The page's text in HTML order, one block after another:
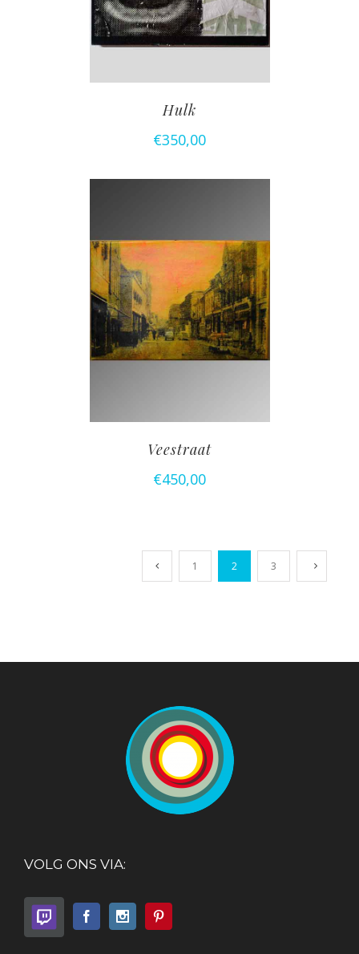
Hulk
€350,00
WINKELWAGEN
Veestraat
€450,00
1 2 3
VOLG ONS VIA: